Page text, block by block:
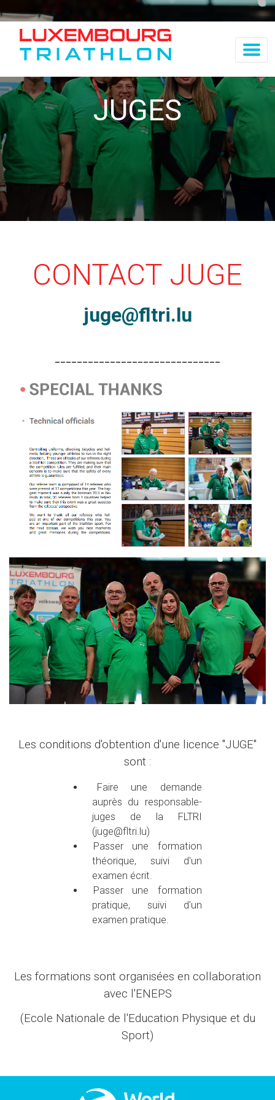
JUGES
CONTACT JUGE
juge@fltri.lu
------------------------------
Les conditions d'obtention d'une licence "JUGE"
sont :
Faire une demande
auprès du responsable-
juges de la FLTRI
(juge@fltri.lu)
Passer une formation
théorique, suivi d'un
examen écrit.
Passer une formation
pratique, suivi d'un
examen pratique.
Les formations sont organisées en collaboration
avec l'ENEPS
(Ecole Nationale de l'Education Physique et du
Sport)